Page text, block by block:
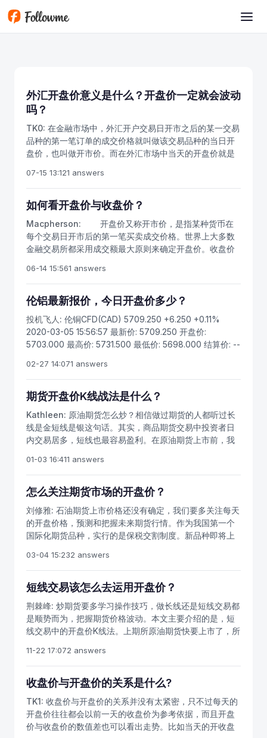
Skip to main content
外汇开盘价意义是什么？开盘价一定就会波动
吗？
TK0: 在金融市场中，外汇开户交易日开市之后的某一交易
品种的第一笔订单的成交价格就叫做该交易品种的当日开
盘价，也叫做开市价。而在外汇市场中当天的开盘价就是
今天我们来为大家介绍一下外汇开盘价意义。外汇开盘价
的变化很大程度上是由市场的需要波动来决定的，众所周
知由于外汇市场是一个全球性的市场因此到目前为止没有
资者都知道股市、期货等这些是庄家可以操控的，但是在
外汇市场是绝对不存在的。因此外汇开盘价在很大程度上
客观的反映出市场的变化。外汇市场中开盘价是对上一时
间单位内的市场运行趋势的延续，在月线、周线、日线
可以将开盘价与市场趋势相结合进行分析。外汇市场中如
果开盘价高开，那么可以视为是形成向上跳空缺口的先决
条件，这是缺口理论中的基础知识。在日线图中开盘价跳
空缺口有四种形态，分别是突破性缺口、持续性缺口、衰
方向提供依据，其中普通缺口相对于其他三种来说价值较
小，突破缺口的分析价值最大。
07-15 13:121 answers
如何看开盘价与收盘价？
Macpherson: 开盘价又称开市价，是指某种货币在
每个交易日开市后的第一笔买卖成交价格。世界上大多数
金融交易所都采用成交额最大原则来确定开盘价。收盘价
格。如当日没有成交，则采用最近一次的成交价格作为收
盘价，因为收盘价是当日行情的标准，又是下一个交易日
开盘价的依据，可据以预测未来市场行情；所以投资者对
开盘价 在月线、周线、日线图上，开盘价是对上一时
间单位市场运行趋势的延续。把开盘价高开、低开、平开
与市场的运行趋势结合在一起，在上升趋势中，开盘价高
开是形成向上跳空缺口的先决条件，往往周线出现向上的
对判断未来市场运行方向提供了依据。同样，在下降趋势
中，开盘价低开是形成向下跳空缺口的先决条件，往往周
线出现向下的跳空缺口是熊市特征的开端，而这种缺口出
现在高位更应提高警惕。 如何看收盘价 收盘价是
趋势结合在一起看盘，将使盘面更加清晰。在上升趋势
中，收盘价位于5、10、20、30日均线系统之上，表明市
场处于上升趋势，市场处于强势运行，在这种运行趋势形
成的初期就大胆介入市场，持有将使增值的希望提高。
反之，收盘价位于5、10、20、30日均线系统之下，表明
市场处于下降趋势，市场处于弱势运行。
06-14 15:561 answers
伦铝最新报价，今日开盘价多少？
投机飞人: 伦铜CFD(CAD) 5709.250 +6.250 +0.11%
2020-03-05 15:56:57 最新价: 5709.250 开盘价:
5703.000 最高价: 5731.500 最低价: 5698.000 结算价: --
5710.500 卖 价: 5711.000 买 量: +2.00 卖 量: +10.00 分时
年线日K周K月K年K5分15分30分60分 2020/03/05/四
15:56价5709.25均5722.61幅0.11% ▲▼ MACD DIF:
MACDBOLLRSIBBIBOLLROC
02-27 14:071 answers
期货开盘价K线战法是什么？
Kathleen: 原油期货怎么炒？相信做过期货的人都听过长
线是金短线是银这句话。其实，商品期货交易中投资者日
内交易居多，短线也最容易盈利。在原油期货上市前，我
市准备。随着时代的进步，我们可以选择的理财方式也越
来越多，不管是银行理财产品，炒股票买基金，还是投资
期货市场，都需要有经验和技巧。2015年最受关注的就是
赚大钱，却难亏打钱，甚至做的好可以做到长期持续盈
利。那么，原油期货究竟怎么炒，根据客户盈利和亏损情
况来分析，其中期货交易常常爆仓的，大面积亏损的一般
有以下情况：1.经常满仓操作，而且一般亏损了隔夜，亏多
大赔。本来行情打算给你一辆宝马，你赚个气门芯的钱就
跑，本来你只丢了个芝麻大的亏损，却又舍不得，不但丢
了个大西瓜，连瓜田都报不住。期货交易其实有技巧，原
油期货也是一样，客户中做长线的很少是一直持有赚钱的
动的长线。投资原油期货和商品期货类似，短线交易盈利
机会最多。很多人日内开盘半小时之内不开仓，理由是风
险太大，其实不然，日内行情往往就在开盘半小时到一小
时之间。内盘受外盘影响开盘跳空是常有的事，而且往往
演变成较大的行情。所以跳空往往意味着机会。此手法胜
算很高，止损很小。至于能抓到多少后面的行情，就看行
情发展及个人修为了。本手法分三步：1，以原油期货开盘
01-03 16:411 answers
怎么关注期货市场的开盘价？
刘修雅: 石油期货上市价格还没有确定，我们要多关注每天
的开盘价格，预测和把握未来期货行情。作为我国第一个
国际化期货品种，实行的是保税交割制度。新品种即将上
开户和期货交易很重要。在上期所原油期货合约出台前，
我们要提前熟悉交易规则。办理期货开户手续需要身份证
和银行卡，要多学习期货投资技巧。商品期货开户是免费
以直接投资，快速适应期货交易。期货开户人士注意，开
盘价是一个交易天的第一个成交价，对我们一天的交易有
指导作用。商品期货开户要通过期货公司办理，每一开盘
价能否显示当日动向或未来几天的趋势，实在不能作简单
开低收高；开平收高；开平收低；开平收平(十字架)。我
国行情软件上主要出现的有：开盘价，收盘价，最高价，
最低价，结算价，成交量，持仓量等各种交易数据。很明
显地，如果以为开高一定收高或者开低一定收低而急忙决
03-04 15:232 answers
短线交易该怎么去运用开盘价？
荆棘峰: 炒期货要多学习操作技巧，做长线还是短线交易都
是顺势而为，把握期货价格波动。本文主要介绍的是，短
线交易中的开盘价K线法。上期所原油期货快要上市了，所
要积极把握投资机会。新手办理期货开户后，也要提前熟
悉期货交易流程，了解一些石油常识，和影响油价变化的
因素，对我们炒原油很有帮助。商品期货开户是免费的，
上市后可以直接投资。相信做过期货的人都听过长线是金
短线是银这句话，不管是长线短线，赚到钱才是好方法，
长线固然能赚打钱却难把握，短线虽然难赚大钱，却难亏
11-22 17:072 answers
收盘价与开盘价的关系是什么?
TK1: 收盘价与开盘价的关系并没有太紧密，只不过每天的
开盘价往往都会以前一天的收盘价为参考依据，而且开盘
价与收盘价的数值差也可以看出走势。比如当天的开收盘